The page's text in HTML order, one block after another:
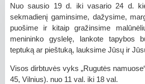
Nuosausio 19 d. iki vasario 24 d.
sekmadienį gaminsime, dažysime,
puošime ir kitaip gražinsime
menininko gyslelę, lankote tapybos
teptuką ar pieštuką, lauksime Jūsų ir
Visos dirbtuvės vyks „Rugutės
45, Vilnius). nuo 11 val. iki 18 val.